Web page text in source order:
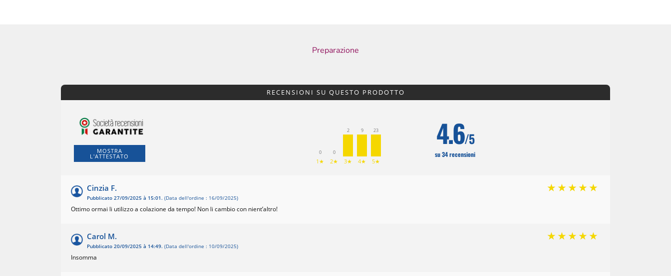
Preparazione
RECENSIONI SU QUESTO PRODOTTO
MOSTRA
L'ATTESTATO
0
1★
0
2★
2
3★
9
4★
23
5★
4.6/5
su 34 recensioni
Cinzia F.
Pubblicato 27/09/2025 à 15:01. (Data dell'ordine : 16/09/2025)
Ottimo ormai li utilizzo a colazione da tempo! Non li cambio con nient’altro!
Carol M.
Pubblicato 20/09/2025 à 14:49. (Data dell'ordine : 10/09/2025)
Insomma